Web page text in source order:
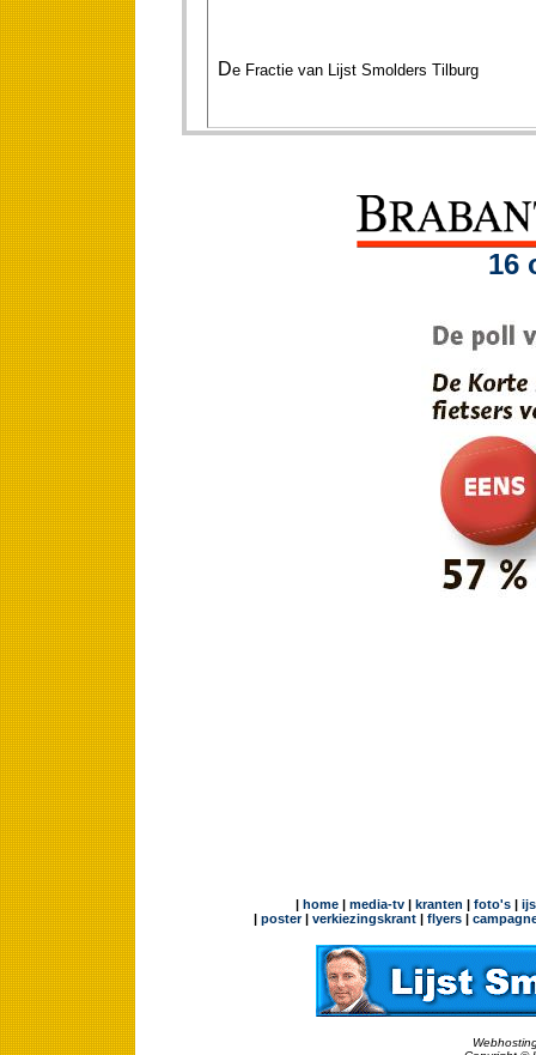
De Fractie van Lijst Smolders Tilburg
16
| home| media-tv| kranten | foto's|
| poster| verkiezingskrant | flyers |